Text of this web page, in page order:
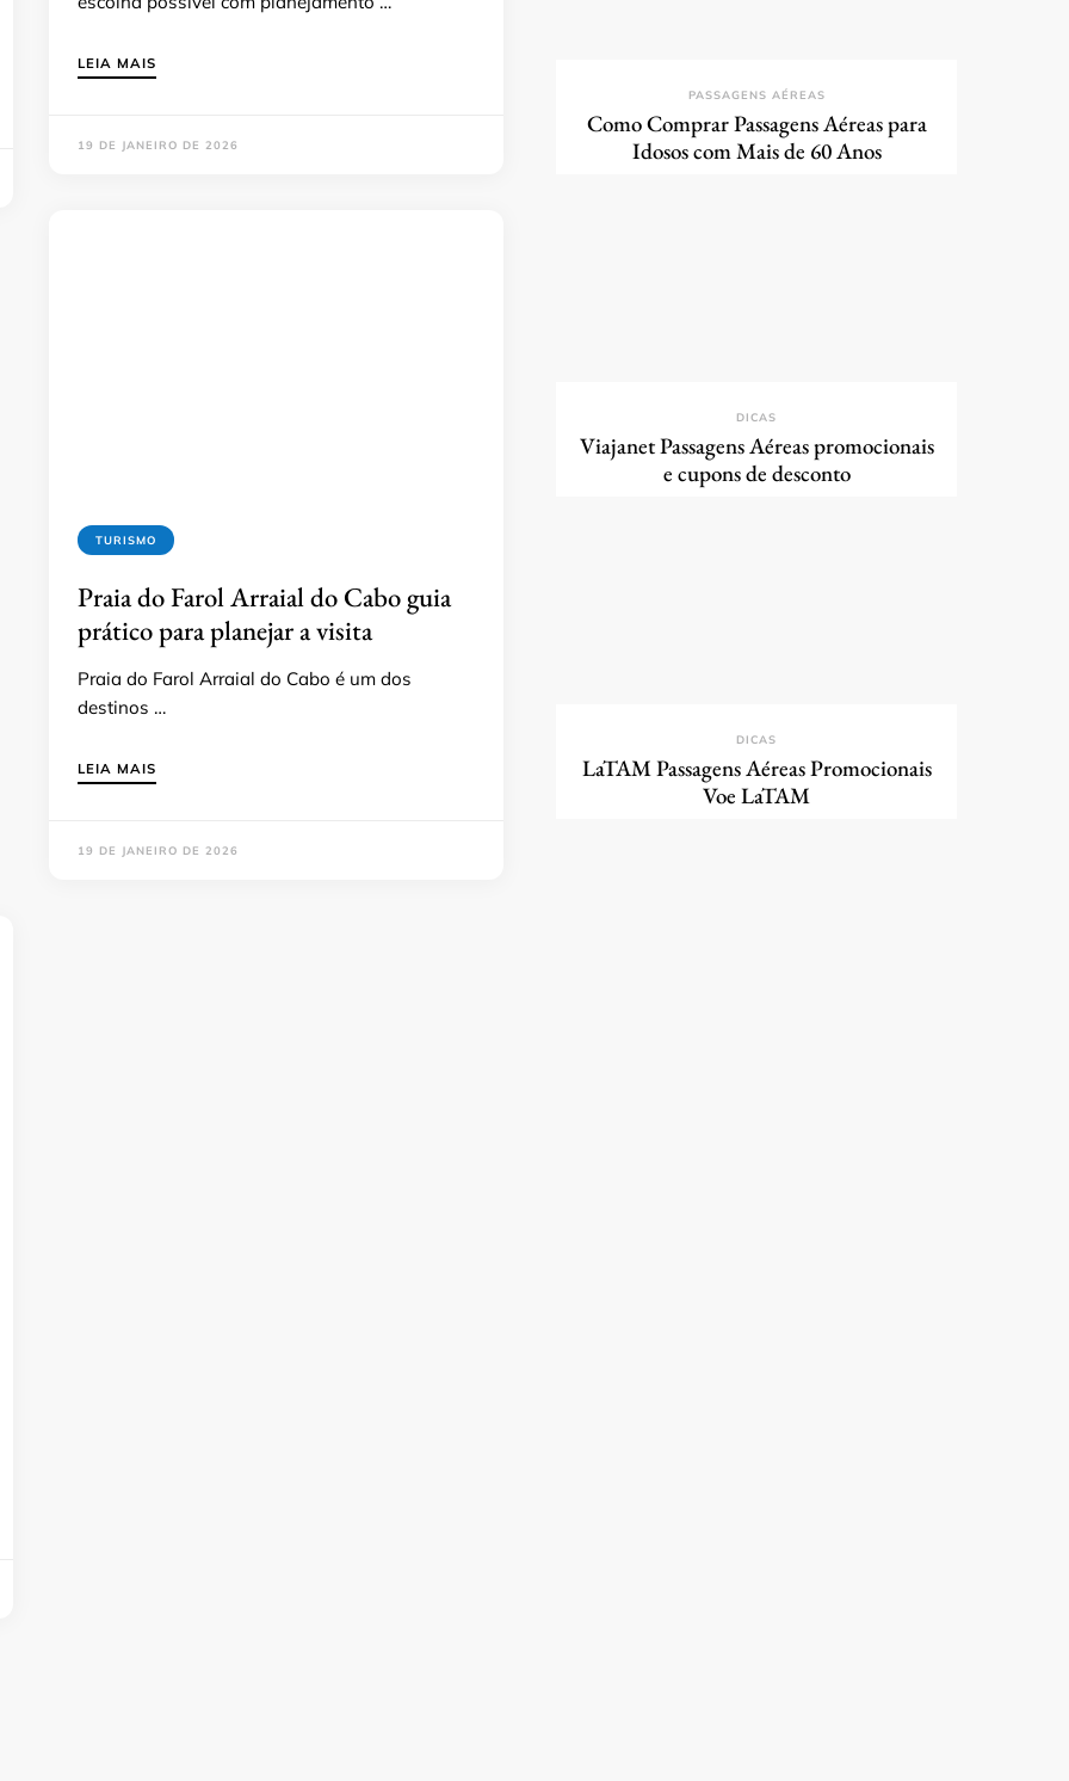
LEIA MAIS
19 DE JANEIRO DE 2026
TURISMO
Praia do Farol Arraial do Cabo guia
prático para planejar a visita
Praia do Farol Arraial do Cabo é um dos
destinos …
LEIA MAIS
19 DE JANEIRO DE 2026
PASSAGENS AÉREAS
Como Comprar Passagens Aéreas para
Idosos com Mais de 60 Anos
DICAS
Viajanet Passagens Aéreas promocionais
e cupons de desconto
DICAS
LaTAM Passagens Aéreas Promocionais
Voe LaTAM